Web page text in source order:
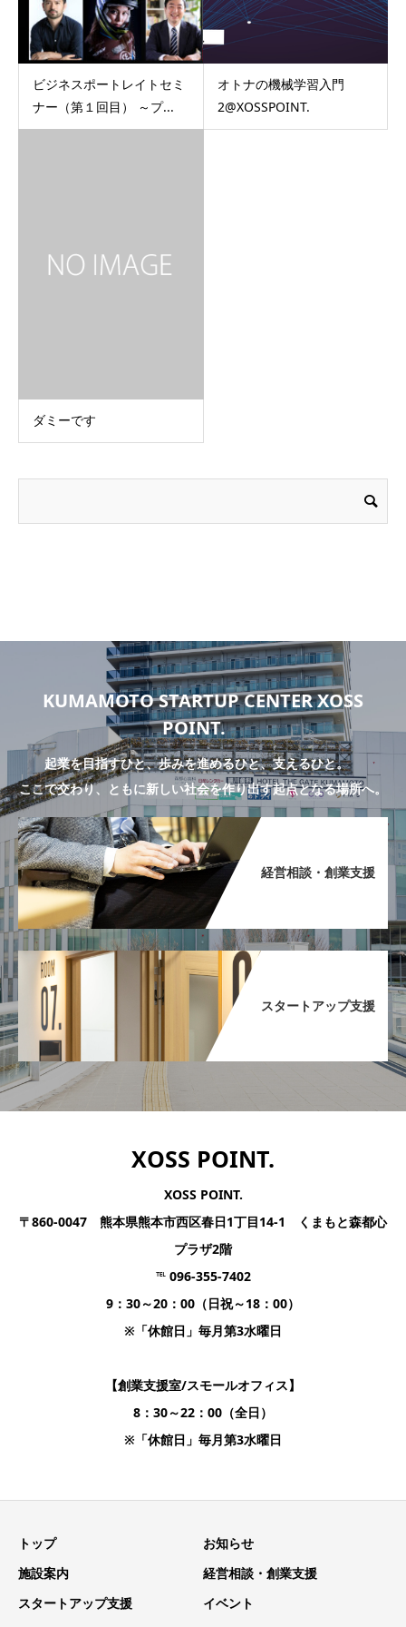
ビジネスポートレイトセミ
ナー（第１回目） ～プ...
オトナの機械学習入門
2@XOSSPOINT.
ダミーです
KUMAMOTO STARTUP CENTER XOSS
POINT.
起業を目指すひと、歩みを進めるひと、支えるひと。
ここで交わり、ともに新しい社会を作り出す起点となる場所へ。
経営相談・創業支援​
スタートアップ支援​
XOSS POINT.
XOSS POINT.
〒860-0047 熊本県熊本市西区春日1丁目14-1 くまもと森都心
プラザ2階
℡ 096-355-7402
9：30～20：00（日祝～18：00）
※「休館日」毎月第3水曜日
【創業支援室/スモールオフィス】
8：30～22：00（全日）
※「休館日」毎月第3水曜日
トップ
お知らせ
施設案内
経営相談・創業支援
スタートアップ支援
イベント